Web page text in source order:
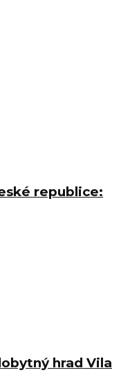
republice:
hrad Vila